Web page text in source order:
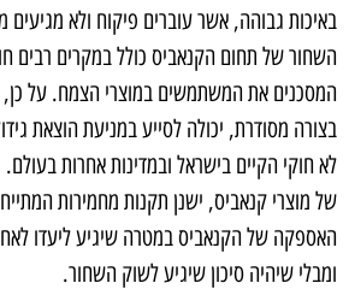
באיכות גבוהה, אשר עוברים פיקוח ולא
השחור של תחום הקנאביס כולל במקרים רבים
המסכנים את המשתמשים במוצרי הצמח. על כן,
בצורה מסודרת, יכולה לסייע במניעת הוצאת
לא חוקי הקיים בישראל ובמדינות אחרות
של מוצרי קנאביס, ישנן תקנות מחמירות
האספקה של הקנאביס במטרה שיגיע ליעדו
ומבלי שיהיה סיכון שיגיע לשוק השחור.